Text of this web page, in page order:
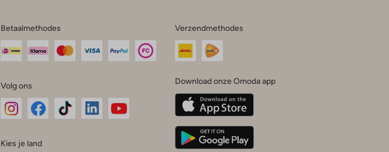
Betaalmethodes
Volg ons
Kies je land
Verzendmethodes
Download onze Omoda app